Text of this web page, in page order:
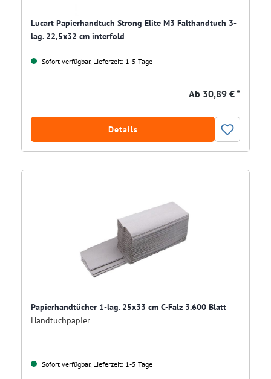
Lucart Papierhandtuch Strong Elite M3 Falthandtuch 3-
lag. 22,5x32 cm interfold
Sofort verfügbar, Lieferzeit: 1-5 Tage
Ab 30,89 € *
Details
Papierhandtücher 1-lag. 25x33 cm C-Falz 3.600 Blatt
Handtuchpapier
Sofort verfügbar, Lieferzeit: 1-5 Tage